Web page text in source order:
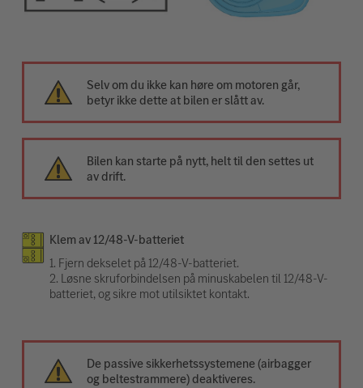
Selv om du ikke kan høre om motoren går,
betyr ikke dette at bilen er slått av.
Bilen kan starte på nytt, helt til den settes ut
av drift.
Klem av 12/48-V-batteriet
1. Fjern dekselet på 12/48-V-batteriet.
2. Løsne skruforbindelsen på minuskabelen til 12/48-V-
batteriet, og sikre mot utilsiktet kontakt.
De passive sikkerhetssystemene (airbagger
og beltestrammere) deaktiveres.